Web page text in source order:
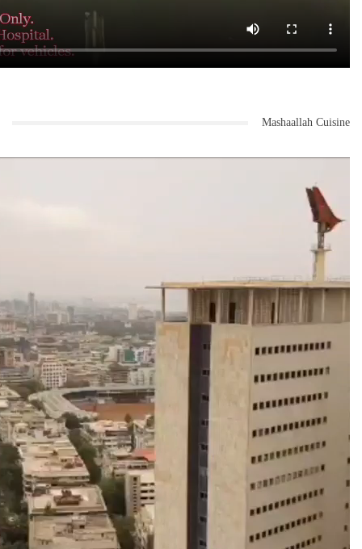
Mashaallah Cuisine